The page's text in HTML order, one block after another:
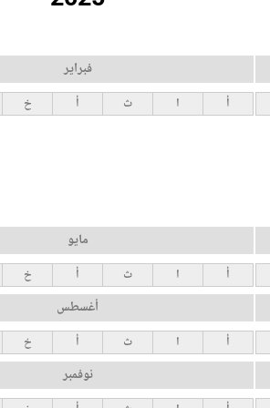
فبراير
أ ا ث أ خ
مايو
أ ا ث أ خ
أغسطس
أ ا ث أ خ
نوفمبر